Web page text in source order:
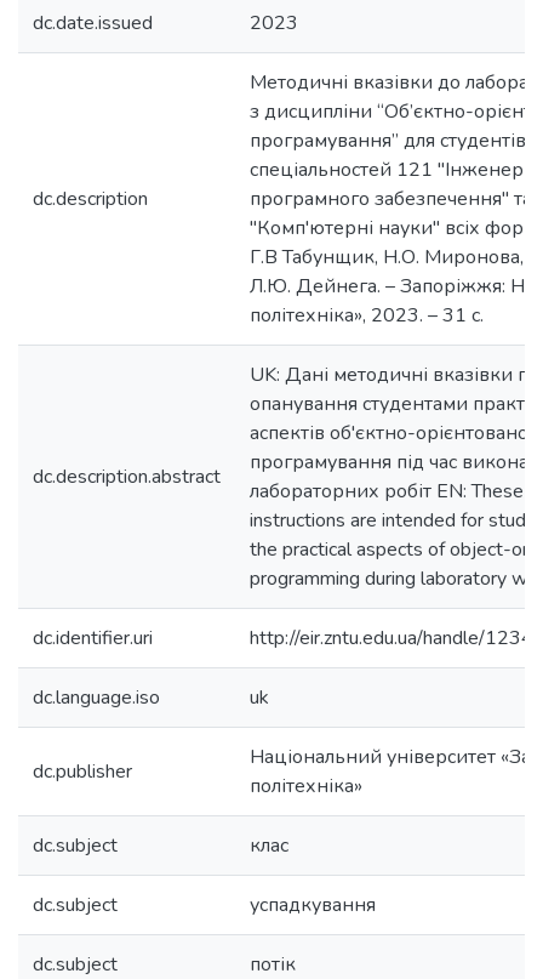
dc.date.issued 2023
dc.description
Методичні вказівки до
з дисципліни “Об’єктно-
програмування” для студентів
спеціальностей 121 "Інженерія
програмного забезпечення" та
"Комп'ютерні науки" всіх форм
Г.В Табунщик, Н.О. Миронова,
Л.Ю. Дейнега. – Запоріжжя: НУ
політехніка», 2023. – 31 с.
dc.description.abstract
UK: Дані методичні вказівки
опанування студентами
аспектів об'єктно-
програмування під час
лабораторних робіт EN: These
instructions are intended for
the practical aspects of object-
programming during laboratory
dc.identifier.uri http://eir.zntu.edu.ua/handle/
dc.language.iso uk
dc.publisher
Національний університет
політехніка»
dc.subject клас
dc.subject успадкування
dc.subject потік